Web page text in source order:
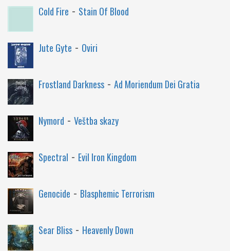
Cold Fire - Stain Of Blood
Jute Gyte - Oviri
Frostland Darkness - Ad Moriendum Dei Gratia
Nymord - Veštba skazy
Spectral - Evil Iron Kingdom
Genocide - Blasphemic Terrorism
Sear Bliss - Heavenly Down